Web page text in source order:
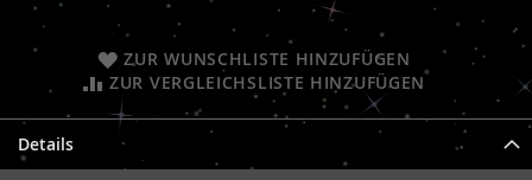
ZUR WUNSCHLISTE HINZUFÜGEN
ZUR VERGLEICHSLISTE HINZUFÜGEN
Details